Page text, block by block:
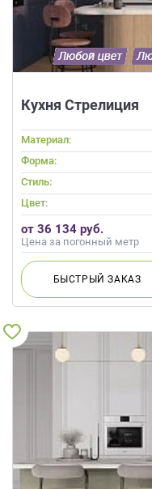
Кухня Стрелиция
Материал:
Форма:
Стиль:
Цвет:
от 36 134 руб.
Цена за погонный метр
БЫСТРЫЙЗАКАЗ